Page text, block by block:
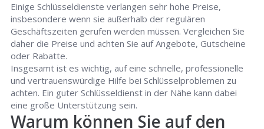
Einige Schlüsseldienste verlangen sehr hohe Preise,
insbesondere wenn sie außerhalb der regulären
Geschäftszeiten gerufen werden müssen. Vergleichen Sie
daher die Preise und achten Sie auf Angebote, Gutscheine
oder Rabatte.
Insgesamt ist es wichtig, auf eine schnelle, professionelle
und vertrauenswürdige Hilfe bei Schlüsselproblemen zu
achten. Ein guter Schlüsseldienst in der Nähe kann dabei
eine große Unterstützung sein.
Warum können Sie auf den